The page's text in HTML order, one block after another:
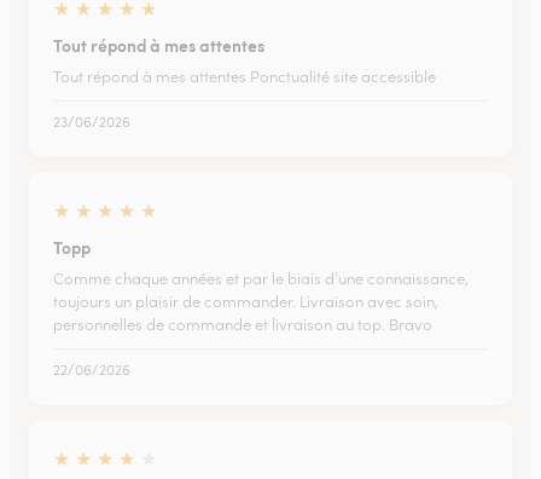
★ ★ ★ ★ ★
Tout répond à mes attentes
Tout répond à mes attentes Ponctualité site accessible
23/06/2026
★ ★ ★ ★ ★
Topp
Comme chaque années et par le biais d’une connaissance,
toujours un plaisir de commander. Livraison avec soin,
personnelles de commande et livraison au top. Bravo
22/06/2026
★ ★ ★ ★